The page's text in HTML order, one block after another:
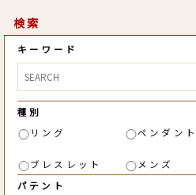
検索
キーワード
種別
リング
ペンダント
ブレスレット
メンズ
パテント